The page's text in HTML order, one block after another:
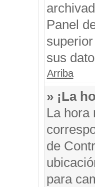
Panel
sus
Arriba
» ¡La
La hora
de
para